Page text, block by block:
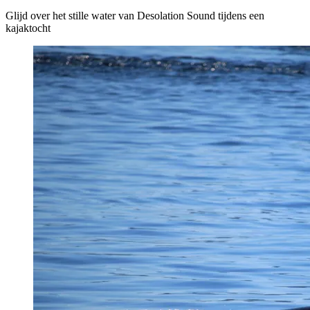
Glijd over het stille water van Desolation Sound tijdens een
kajaktocht